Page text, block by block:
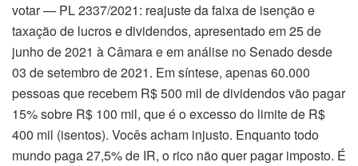
votar — PL 2337/2021: reajuste da faixa de isenção e
taxação de lucros e dividendos, apresentado em 25 de
junho de 2021 à Câmara e em análise no Senado desde
03 de setembro de 2021. Em síntese, apenas 60.000
pessoas que recebem R$ 500 mil de dividendos vão pagar
15% sobre R$ 100 mil, que é o excesso do limite de R$
400 mil (isentos). Vocês acham injusto. Enquanto todo
mundo paga 27,5% de IR, o rico não quer pagar imposto. É